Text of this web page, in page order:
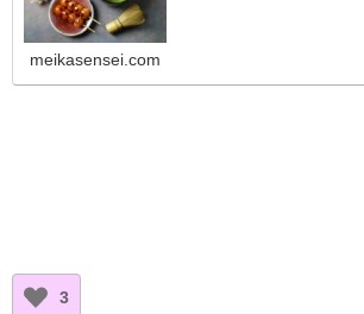
meikasensei.com
3